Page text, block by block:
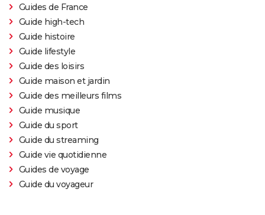
Guides de France
Guide high-tech
Guide histoire
Guide lifestyle
Guide des loisirs
Guide maison et jardin
Guide des meilleurs films
Guide musique
Guide du sport
Guide du streaming
Guide vie quotidienne
Guides de voyage
Guide du voyageur